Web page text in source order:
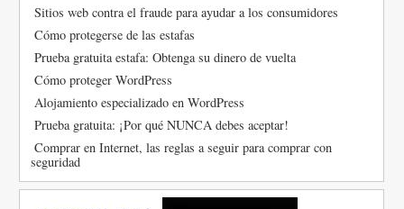
Sitios web contra el fraude para ayudar a los consumidores
Cómo protegerse de las estafas
Prueba gratuita estafa: Obtenga su dinero de vuelta
Cómo proteger WordPress
Alojamiento especializado en WordPress
Prueba gratuita: ¡Por qué NUNCA debes aceptar!
Comprar en Internet, las reglas a seguir para comprar con
seguridad